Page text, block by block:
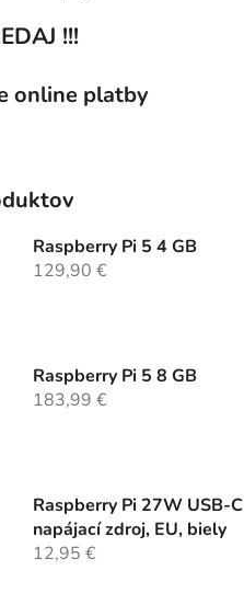
!!!
online platby
Raspberry Pi 5 4 GB
129,90 €
Raspberry Pi 5 8 GB
183,99 €
Raspberry Pi 27W USB-C
napájací zdroj, EU, biely
12,95 €